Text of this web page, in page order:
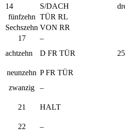
14
S/DACH
fünfzehn TÜR RL
Sechszehn VON RR
17
–
achtzehn
D FR TÜR 25
neunzehn P FR TÜR
zwanzig
–
21 HALT
22
–